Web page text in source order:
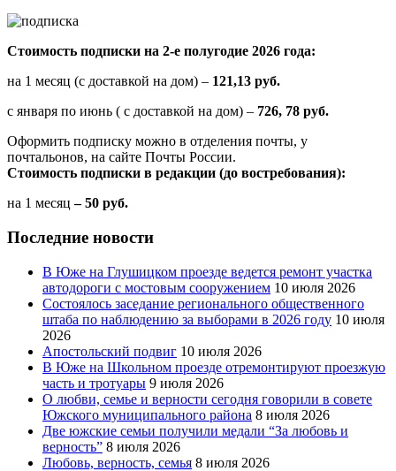
Стоимость подписки на 2-е полугодие 2026 года:
на 1 месяц (с доставкой на дом) – 121,13 руб.
с января по июнь ( с доставкой на дом) – 726, 78 руб.
Оформить подписку можно в отделения почты, у
почтальонов, на сайте Почты России.
Стоимость подписки в редакции (до востребования):
на 1 месяц – 50 руб.
Последние новости
В Юже на Глушицком проезде ведется ремонт участка
автодороги с мостовым сооружением 10 июля 2026
Состоялось заседание регионального общественного
штаба по наблюдению за выборами в 2026 году 10 июля
2026
Апостольский подвиг 10 июля 2026
В Юже на Школьном проезде отремонтируют проезжую
часть и тротуары 9 июля 2026
О любви, семье и верности сегодня говорили в совете
Южского муниципального района 8 июля 2026
Две южские семьи получили медали “За любовь и
верность” 8 июля 2026
Любовь, верность, семья 8 июля 2026